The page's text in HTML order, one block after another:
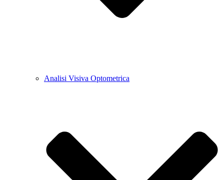
Analisi Visiva Optometrica